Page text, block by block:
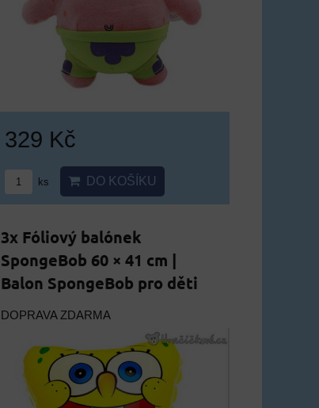
329 Kč
ks DO KOŠÍKU
3x Fóliový balónek
SpongeBob 60 × 41 cm |
Balon SpongeBob pro děti
DOPRAVA ZDARMA